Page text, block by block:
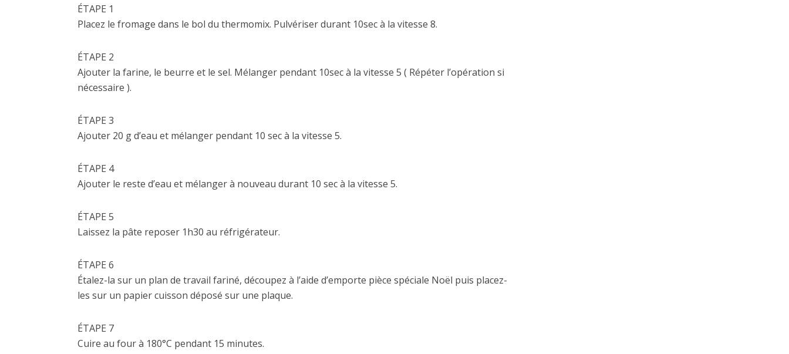
ÉTAPE 1
Placez le fromage dans le bol du thermomix. Pulvériser durant 10sec à la vitesse 8.
ÉTAPE 2
Ajouter la farine, le beurre et le sel. Mélanger pendant 10sec à la vitesse 5 ( Répéter l’opération si
nécessaire ).
ÉTAPE 3
Ajouter 20 g d’eau et mélanger pendant 10 sec à la vitesse 5.
ÉTAPE 4
Ajouter le reste d’eau et mélanger à nouveau durant 10 sec à la vitesse 5.
ÉTAPE 5
Laissez la pâte reposer 1h30 au réfrigérateur.
ÉTAPE 6
Étalez-la sur un plan de travail fariné, découpez à l’aide d’emporte pièce spéciale Noël puis placez-
les sur un papier cuisson déposé sur une plaque.
ÉTAPE 7
Cuire au four à 180°C pendant 15 minutes.